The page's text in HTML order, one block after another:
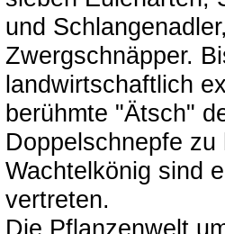
und
Zwergschnäpper.
landwirtschaftlich
berühmte "Ätsch"
Doppelschnepfe
Wachtelkönig sind
vertreten.
Die Pflanzenwelt